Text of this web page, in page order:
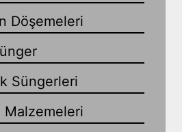
Döşemeleri
Süngerleri
Malzemeleri